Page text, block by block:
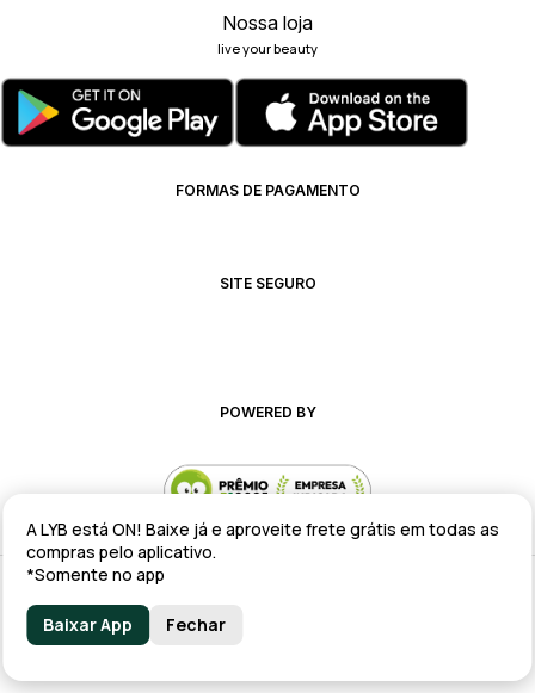
Nossa loja
live your beauty
FORMAS DE PAGAMENTO
SITE SEGURO
POWERED BY
Alteração de preços e condições comerciais estão sujeitas a alteração
lyb @ 2025 - Av. Talma Rodrigues Ribeiro, 147 - Galpão 02 MOD
A LYB está ON! Baixe já e aproveite frete grátis em todas as
compras pelo aplicativo.
*Somente no app
Baixar App Fechar